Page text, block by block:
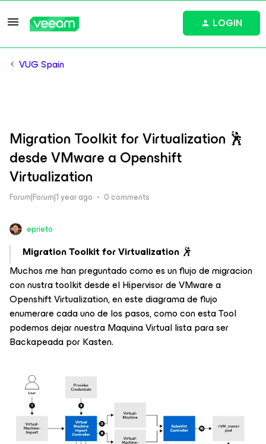
LOGIN
VUG Spain
Migration Toolkit for Virtualization 🕺
desde VMware a Openshift
Virtualization
Forum|Forum|1 year ago 0 comments
eprieto
Migration Toolkit for Virtualization 🕺
Muchos me han preguntado como es un flujo de migracion
con nustra toolkit desde el Hipervisor de VMware a
Openshift Virtualization, en este diagrama de flujo
enumerare cada uno de los pasos, como con esta Tool
podemos dejar nuestra Maquina Virtual lista para ser
Backapeada por Kasten.